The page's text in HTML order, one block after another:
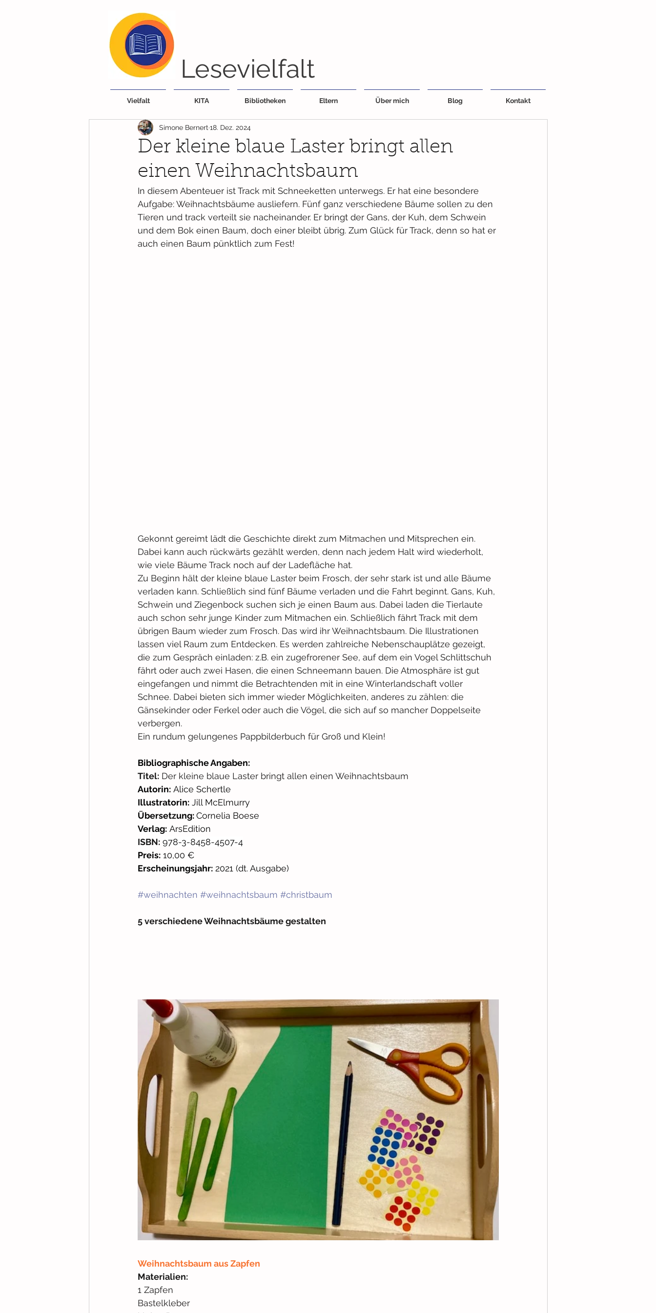
Lesevielfalt
Vielfalt KITA Bibliotheken Eltern Über mich Blog Kontakt
Der kleine blaue Laster bringt allen
einen Weihnachtsbaum
Simone Bernert 18. Dez. 2024
In diesem Abenteuer ist Track mit Schneeketten unterwegs. Er hat eine besondere
Aufgabe: Weihnachtsbäume ausliefern. Fünf ganz verschiedene Bäume sollen zu den
Tieren und track verteilt sie nacheinander. Er bringt der Gans, der Kuh, dem Schwein
und dem Bok einen Baum, doch einer bleibt übrig. Zum Glück für Track, denn so hat er
auch einen Baum pünktlich zum Fest!
Gekonnt gereimt lädt die Geschichte direkt zum Mitmachen und Mitsprechen ein.
Dabei kann auch rückwärts gezählt werden, denn nach jedem Halt wird wiederholt,
wie viele Bäume Track noch auf der Ladefläche hat.
Zu Beginn hält der kleine blaue Laster beim Frosch, der sehr stark ist und alle Bäume
verladen kann. Schließlich sind fünf Bäume verladen und die Fahrt beginnt. Gans, Kuh,
Schwein und Ziegenbock suchen sich je einen Baum aus. Dabei laden die Tierlaute
auch schon sehr junge Kinder zum Mitmachen ein. Schließlich fährt Track mit dem
übrigen Baum wieder zum Frosch. Das wird ihr Weihnachtsbaum. Die Illustrationen
lassen viel Raum zum Entdecken. Es werden zahlreiche Nebenschauplätze gezeigt,
die zum Gespräch einladen: z.B. ein zugefrorener See, auf dem ein Vogel Schlittschuh
fährt oder auch zwei Hasen, die einen Schneemann bauen. Die Atmosphäre ist gut
eingefangen und nimmt die Betrachtenden mit in eine Winterlandschaft voller
Schnee. Dabei bieten sich immer wieder Möglichkeiten, anderes zu zählen: die
Gänsekinder oder Ferkel oder auch die Vögel, die sich auf so mancher Doppelseite
verbergen.
Ein rundum gelungenes Pappbilderbuch für Groß und Klein!
Bibliographische Angaben:
Titel: Der kleine blaue Laster bringt allen einen Weihnachtsbaum
Autorin: Alice Schertle
Illustratorin: Jill McElmurry
Übersetzung: Cornelia Boese
Verlag: ArsEdition
ISBN: 978-3-8458-4507-4
Preis: 10,00 €
Erscheinungsjahr: 2021 (dt. Ausgabe)
#weihnachten #weihnachtsbaum #christbaum
5 verschiedene Weihnachtsbäume gestalten
Weihnachtsbaum aus Zapfen
Materialien:
1 Zapfen
Bastelkleber